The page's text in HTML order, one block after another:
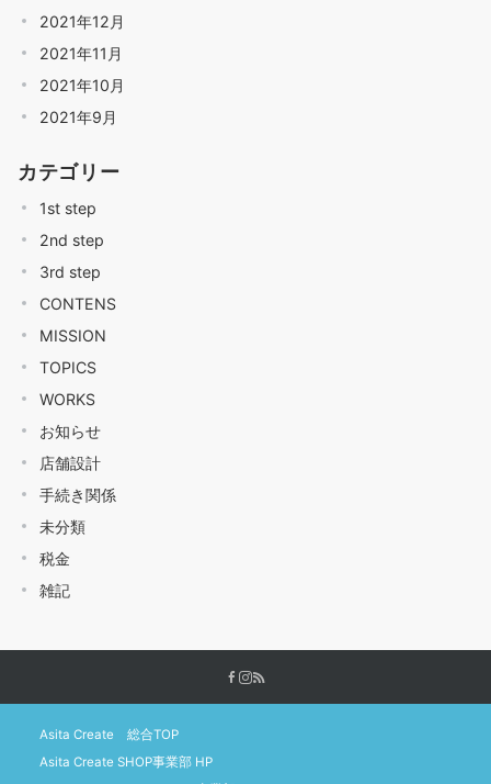
2021年12月
2021年11月
2021年10月
2021年9月
カテゴリー
1st step
2nd step
3rd step
CONTENS
MISSION
TOPICS
WORKS
お知らせ
店舗設計
手続き関係
未分類
税金
雑記
Asita Create 総合TOP
Asita Create SHOP事業部 HP